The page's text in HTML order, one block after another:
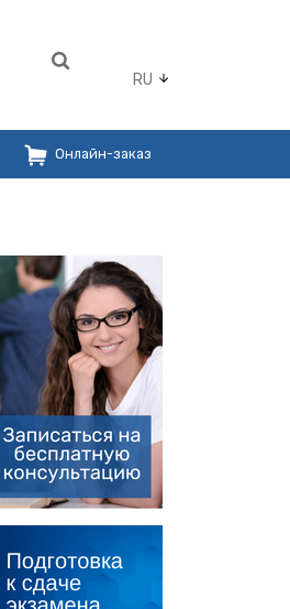
RU
Онлайн-заказ